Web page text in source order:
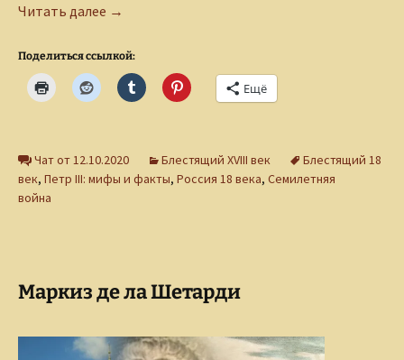
Читать далее Петр III в Семилетней войне
→
Поделиться ссылкой:
Ещё
Чат от 12.10.2020 Блестящий XVIII век
Блестящий 18
век, Петр III: мифы и факты, Россия 18 века, Семилетняя
война
Маркиз де ла Шетарди